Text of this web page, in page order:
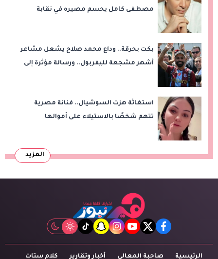
مصطفى كامل يحسم مصيره في نقابة
بكت بحرقة.. وداع محمد صلاح يشعل مشاعر
أشهر مشجعة لليفربول.. ورسالة مؤثرة إلى
استغاثة هزت السوشيال.. فنانة مصرية
تتهم شخصًا بالاستيلاء على أموالها
المزيد
facebook
twitter
youtube
instagram
snapchat
tiktok
الرئيسية صاحبة المعالى أخبار وتقارير كلام ستات